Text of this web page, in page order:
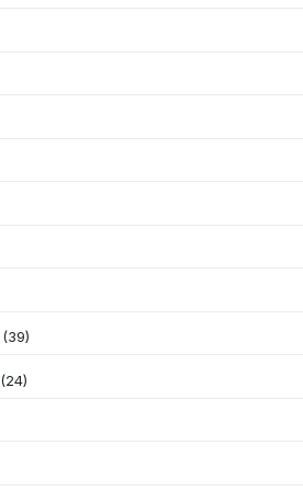
(39)
(24)